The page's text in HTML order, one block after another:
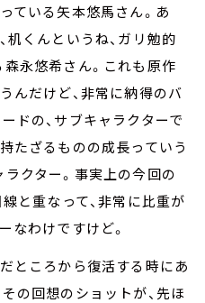
ている矢本悠馬さん。あ
机くんというね、ガリ勉的
永悠希さん。これも原作
んだけど、非常に納得のバ
ドの、サブキャラクターで
たざるものの成長っていう
クター。事実上の今回の
線と重なって、非常に比重が
なわけですけど。
ところから復活する時にあ
の回想のショットが、先ほ